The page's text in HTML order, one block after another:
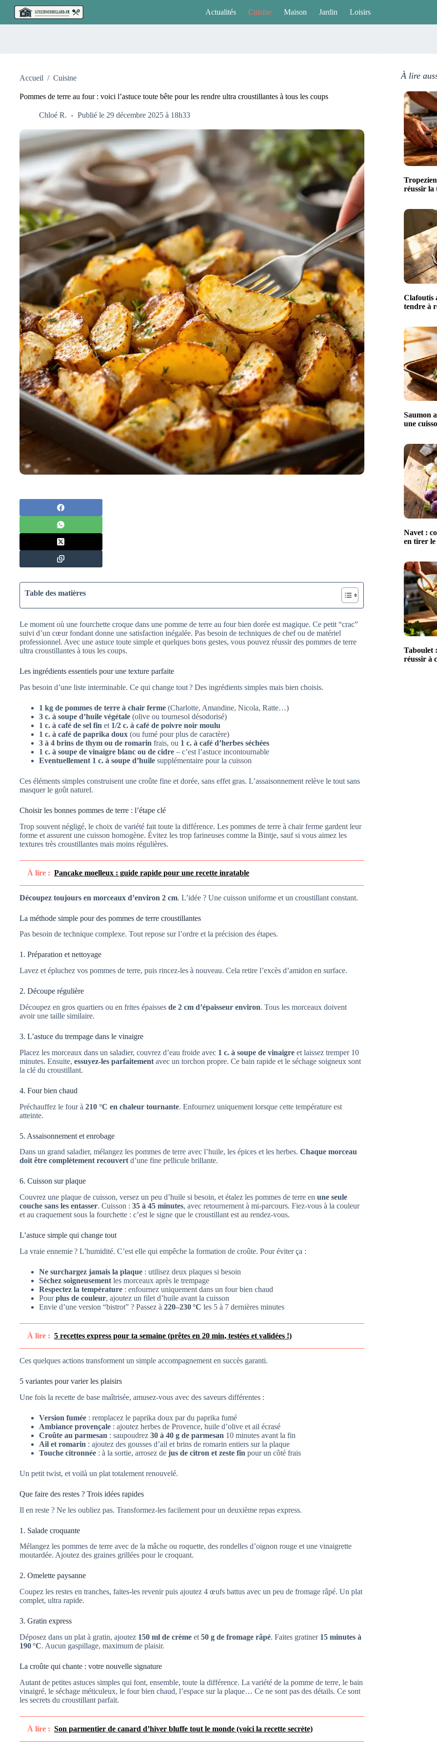
Passer
contenu
Actualités Cuisine Maison Jardin Loisirs
Accueil / Cuisine
Pommes de terre au four : voici l’astuce toute bête pour les rendre ultra croustillantes à tous les coups
Chloé R. Publié le 29 décembre 2025 à 18h33
Table des matières
Le moment où une fourchette croque dans une pomme de terre au four bien dorée est magique. Ce petit “crac”
suivi d’un cœur fondant donne une satisfaction inégalée. Pas besoin de techniques de chef ou de matériel
professionnel. Avec une astuce toute simple et quelques bons gestes, vous pouvez réussir des pommes de terre
ultra croustillantes à tous les coups.
Les ingrédients essentiels pour une texture parfaite
Pas besoin d’une liste interminable. Ce qui change tout ? Des ingrédients simples mais bien choisis.
1 kg de pommes de terre à chair ferme (Charlotte, Amandine, Nicola, Ratte…)
3 c. à soupe d’huile végétale (olive ou tournesol désodorisé)
1 c. à café de sel fin et 1/2 c. à café de poivre noir moulu
1 c. à café de paprika doux (ou fumé pour plus de caractère)
3 à 4 brins de thym ou de romarin frais, ou 1 c. à café d’herbes séchées
1 c. à soupe de vinaigre blanc ou de cidre – c’est l’astuce incontournable
Eventuellement 1 c. à soupe d’huile supplémentaire pour la cuisson
Ces éléments simples construisent une croûte fine et dorée, sans effet gras. L’assaisonnement relève le tout sans
masquer le goût naturel.
Choisir les bonnes pommes de terre : l’étape clé
Trop souvent négligé, le choix de variété fait toute la différence. Les pommes de terre à chair ferme gardent leur
forme et assurent une cuisson homogène. Évitez les trop farineuses comme la Bintje, sauf si vous aimez les
textures très croustillantes mais moins régulières.
À lire : Pancake moelleux : guide rapide pour une recette inratable
Découpez toujours en morceaux d’environ 2 cm. L’idée ? Une cuisson uniforme et un croustillant constant.
La méthode simple pour des pommes de terre croustillantes
Pas besoin de technique complexe. Tout repose sur l’ordre et la précision des étapes.
1. Préparation et nettoyage
Lavez et épluchez vos pommes de terre, puis rincez-les à nouveau. Cela retire l’excès d’amidon en surface.
2. Découpe régulière
Découpez en gros quartiers ou en frites épaisses de 2 cm d’épaisseur environ. Tous les morceaux doivent
avoir une taille similaire.
3. L’astuce du trempage dans le vinaigre
Placez les morceaux dans un saladier, couvrez d’eau froide avec 1 c. à soupe de vinaigre et laissez tremper 10
minutes. Ensuite, essuyez-les parfaitement avec un torchon propre. Ce bain rapide et le séchage soigneux sont
la clé du croustillant.
4. Four bien chaud
Préchauffez le four à 210 °C en chaleur tournante. Enfournez uniquement lorsque cette température est
atteinte.
5. Assaisonnement et enrobage
Dans un grand saladier, mélangez les pommes de terre avec l’huile, les épices et les herbes. Chaque morceau
doit être complètement recouvert d’une fine pellicule brillante.
6. Cuisson sur plaque
Couvrez une plaque de cuisson, versez un peu d’huile si besoin, et étalez les pommes de terre en une seule
couche sans les entasser. Cuisson : 35 à 45 minutes, avec retournement à mi-parcours. Fiez-vous à la couleur
et au craquement sous la fourchette : c’est le signe que le croustillant est au rendez-vous.
L’astuce simple qui change tout
La vraie ennemie ? L’humidité. C’est elle qui empêche la formation de croûte. Pour éviter ça :
Ne surchargez jamais la plaque : utilisez deux plaques si besoin
Séchez soigneusement les morceaux après le trempage
Respectez la température : enfournez uniquement dans un four bien chaud
Pourplus de couleur, ajoutez un filet d’huile avant la cuisson
Envie d’une version “bistrot” ? Passez à 220–230 °C les 5 à 7 dernières minutes
À lire : 5 recettes express pour ta semaine (prêtes en 20 min, testées et validées !)
Ces quelques actions transforment un simple accompagnement en succès garanti.
5 variantes pour varier les plaisirs
Une fois la recette de base maîtrisée, amusez-vous avec des saveurs différentes :
Version fumée : remplacez le paprika doux par du paprika fumé
Ambiance provençale : ajoutez herbes de Provence, huile d’olive et ail écrasé
Croûte au parmesan : saupoudrez 30 à 40 g de parmesan 10 minutes avant la fin
Ail et romarin : ajoutez des gousses d’ail et brins de romarin entiers sur la plaque
Touche citronnée : à la sortie, arrosez de jus de citron et zeste fin pour un côté frais
Un petit twist, et voilà un plat totalement renouvelé.
Que faire des restes ? Trois idées rapides
Il en reste ? Ne les oubliez pas. Transformez-les facilement pour un deuxième repas express.
1. Salade croquante
Mélangez les pommes de terre avec de la mâche ou roquette, des rondelles d’oignon rouge et une vinaigrette
moutardée. Ajoutez des graines grillées pour le croquant.
2. Omelette paysanne
Coupez les restes en tranches, faites-les revenir puis ajoutez 4 œufs battus avec un peu de fromage râpé. Un plat
complet, ultra rapide.
3. Gratin express
Déposez dans un plat à gratin, ajoutez 150 ml de crème et 50 g de fromage râpé. Faites gratiner 15 minutes à
190 °C. Aucun gaspillage, maximum de plaisir.
La croûte qui chante : votre nouvelle signature
Autant de petites astuces simples qui font, ensemble, toute la différence. La variété de la pomme de terre, le bain
vinaigré, le séchage méticuleux, le four bien chaud, l’espace sur la plaque… Ce ne sont pas des détails. Ce sont
les secrets du croustillant parfait.
À lire : Son parmentier de canard d’hiver bluffe tout le monde (voici la recette secrète)
À lire
réussir la
Clafoutis
tendre à
Saumon
une
Navet :
en tirer
Taboulet
réussir à